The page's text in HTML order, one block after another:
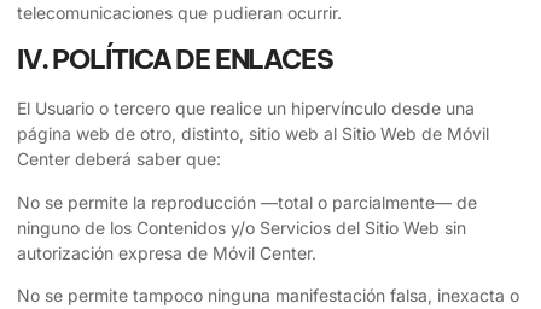
telecomunicaciones que pudieran ocurrir.
IV. POLÍTICA DE ENLACES
El Usuario o tercero que realice un hipervínculo desde una
página web de otro, distinto, sitio web al Sitio Web de Móvil
Center deberá saber que:
No se permite la reproducción —total o parcialmente— de
ninguno de los Contenidos y/o Servicios del Sitio Web sin
autorización expresa de Móvil Center.
No se permite tampoco ninguna manifestación falsa, inexacta o